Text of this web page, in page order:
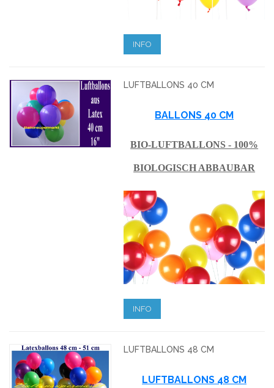
INFO
LUFTBALLONS 40 CM
BALLONS 40 CM
BIO-LUFTBALLONS - 100%
BIOLOGISCH ABBAUBAR
INFO
LUFTBALLONS 48 CM
LUFTBALLONS 48 CM